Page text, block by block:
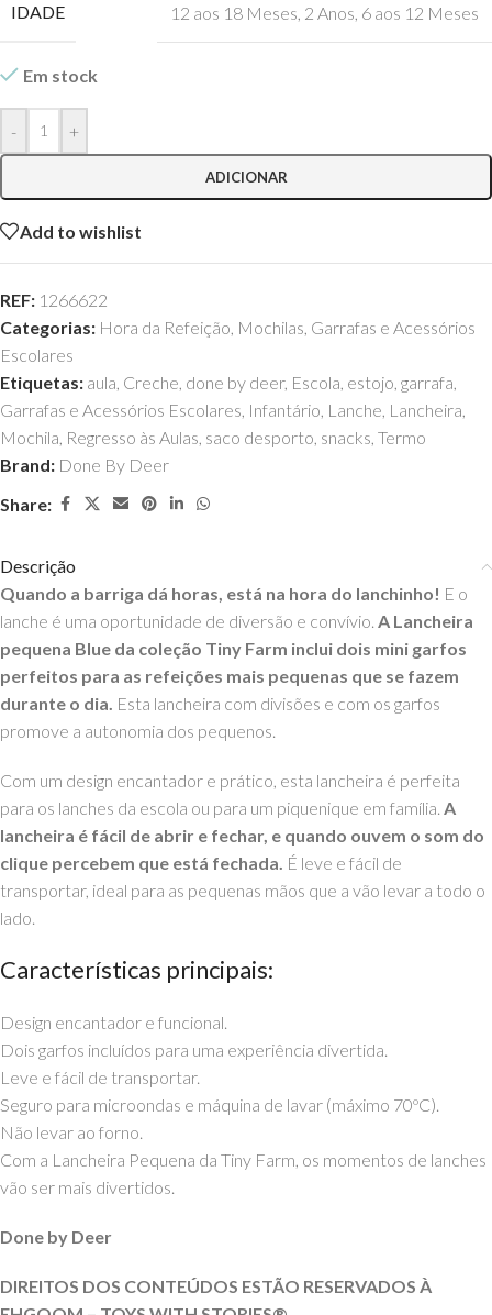
IDADE 12 aos 18 Meses 2 Anos 6 aos 12 Meses
Em stock
- +
ADICIONAR
Add to wishlist
REF: 1266622
Categorias: Hora da Refeição, Mochilas, Garrafas e Acessórios
Escolares
Etiquetas: aula, Creche, done by deer, Escola, estojo, garrafa,
Garrafas e Acessórios Escolares, Infantário, Lanche, Lancheira,
Mochila, Regresso às Aulas, saco desporto, snacks, Termo
Brand: Done By Deer
Share:
Descrição
Quando a barriga dá horas, está na hora do lanchinho! E o
lanche é uma oportunidade de diversão e convívio. A Lancheira
pequena Blue da coleção Tiny Farm inclui dois mini garfos
perfeitos para as refeições mais pequenas que se fazem
durante o dia. Esta lancheira com divisões e com os garfos
promove a autonomia dos pequenos.
Com um design encantador e prático, esta lancheira é perfeita
para os lanches da escola ou para um piquenique em família. A
lancheira é fácil de abrir e fechar, e quando ouvem o som do
clique percebem que está fechada. É leve e fácil de
transportar, ideal para as pequenas mãos que a vão levar a todo o
lado.
Características principais:
Design encantador e funcional.
Dois garfos incluídos para uma experiência divertida.
Leve e fácil de transportar.
Seguro para microondas e máquina de lavar (máximo 70ºC).
Não levar ao forno.
Com a Lancheira Pequena da Tiny Farm, os momentos de lanches
vão ser mais divertidos.
Done by Deer
DIREITOS DOS CONTEÚDOS ESTÃO RESERVADOS À